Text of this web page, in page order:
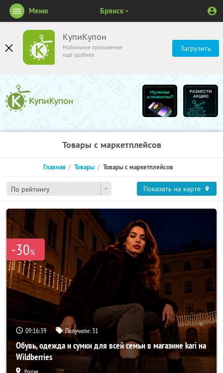
КупиКупон
Мобильное приложение
ещё удобнее
Загрузить
Меню Брянск
Товары с маркетплейсов
По рейтингу
Главная Товары Товары с маркетплейсов
Показать на карте
-30%
09:16:39 Получили: 31
Обувь, одежда и сумки для всей семьи в магазине kari на
Wildberries
Россия